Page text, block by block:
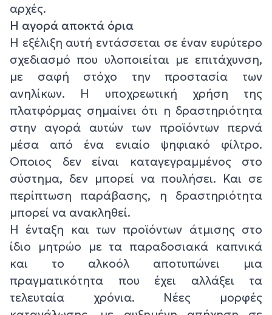
αρχές.
Η αγορά αποκτά όρια
Η εξέλιξη αυτή εντάσσεται σε έναν ευρύτερο
σχεδιασμό που υλοποιείται με επιτάχυνση,
με σαφή στόχο την προστασία των
ανηλίκων. Η υποχρεωτική χρήση της
πλατφόρμας σημαίνει ότι η δραστηριότητα
στην αγορά αυτών των προϊόντων περνά
μέσα από ένα ενιαίο ψηφιακό φίλτρο.
Όποιος δεν είναι καταγεγραμμένος στο
σύστημα, δεν μπορεί να πουλήσει. Και σε
περίπτωση παράβασης, η δραστηριότητα
μπορεί να ανακληθεί.
Η ένταξη και των προϊόντων άτμισης στο
ίδιο μητρώο με τα παραδοσιακά καπνικά
και το αλκοόλ αποτυπώνει μια
πραγματικότητα που έχει αλλάξει τα
τελευταία χρόνια. Νέες μορφές